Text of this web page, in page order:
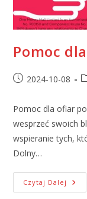
Pomoc
2024-10-08
Pomoc dla ofiar
wesprzeć swoich
wspieranie tych,
Dolny…
Czytaj Dalej